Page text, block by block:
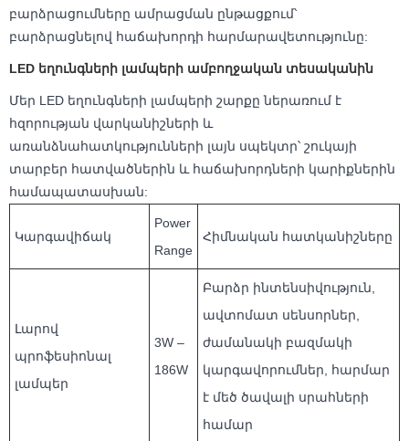
բարձրացումները ամրացման ընթացքում՝
բարձրացնելով հաճախորդի հարմարավետությունը:
LED եղունգների լամպերի ամբողջական տեսականին
Մեր LED եղունգների լամպերի շարքը ներառում է
հզորության վարկանիշների և
առանձնահատկությունների լայն սպեկտր՝ շուկայի
տարբեր հատվածներին և հաճախորդների կարիքներին
համապատասխան:
Կարգավիճակ
Power
Range
Հիմնական հատկանիշները
Լարով
պրոֆեսիոնալ
լամպեր
3W –
186W
Բարձր ինտենսիվություն,
ավտոմատ սենսորներ,
ժամանակի բազմակի
կարգավորումներ, հարմար
է մեծ ծավալի սրահների
համար